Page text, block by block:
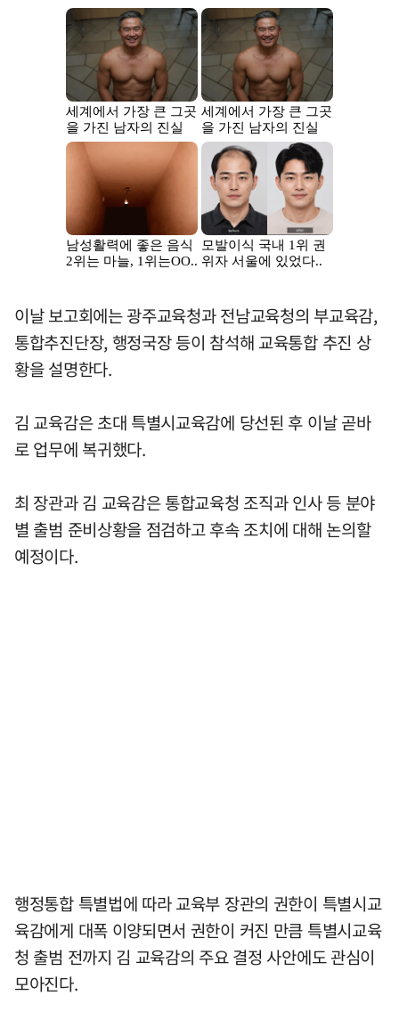
이날 보고회에는 광주교육청과 전남교육청의 부교육감,
통합추진단장, 행정국장 등이 참석해 교육통합 추진 상
황을 설명한다.
김 교육감은 초대 특별시교육감에 당선된 후 이날 곧바
로 업무에 복귀했다.
최 장관과 김 교육감은 통합교육청 조직과 인사 등 분야
별 출범 준비상황을 점검하고 후속 조치에 대해 논의할
예정이다.
행정통합 특별법에 따라 교육부 장관의 권한이 특별시교
육감에게 대폭 이양되면서 권한이 커진 만큼 특별시교육
청 출범 전까지 김 교육감의 주요 결정 사안에도 관심이
모아진다.